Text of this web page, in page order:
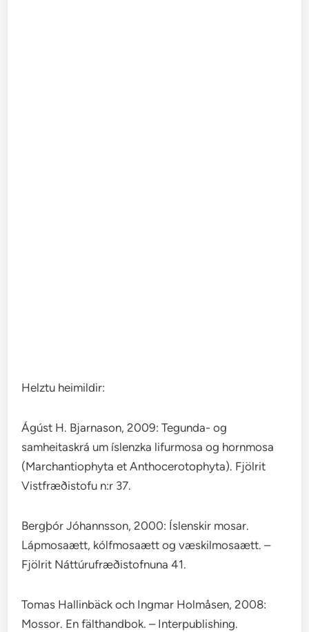
Helztu heimildir:
Ágúst H. Bjarnason, 2009: Tegunda- og
samheitaskrá um íslenzka lifurmosa og hornmosa
(Marchantiophyta et Anthocerotophyta). Fjölrit
Vistfræðistofu n:r 37.
Bergþór Jóhannsson, 2000: Íslenskir mosar.
Lápmosaætt, kólfmosaætt og væskilmosaætt. –
Fjölrit Náttúrufræðistofnuna 41.
Tomas Hallinbäck och Ingmar Holmåsen, 2008:
Mossor. En fälthandbok. – Interpublishing.